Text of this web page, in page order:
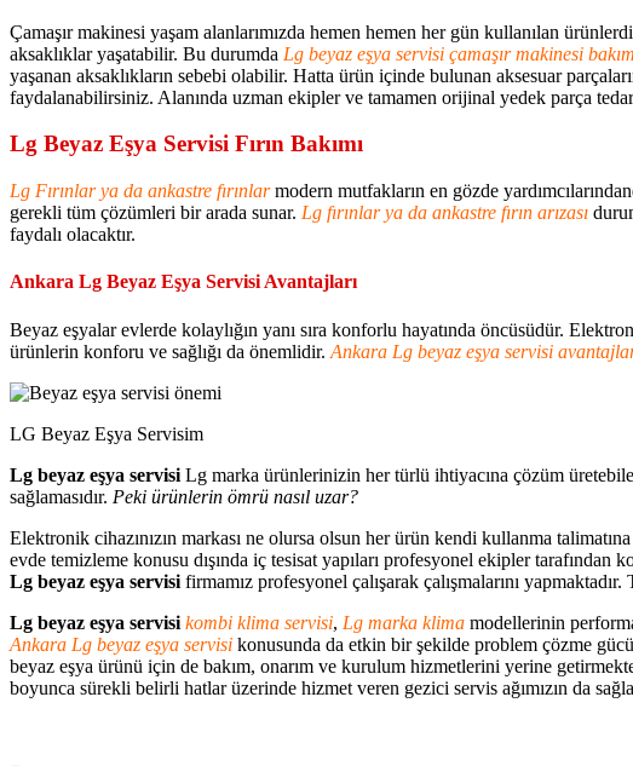
Çamaşır makinesi yaşam alanlarımızda hemen hemen her gün kullanılan
aksaklıklar yaşatabilir. Bu durumda Lg beyaz eşya servisi çamaşır makinesi
yaşanan aksaklıkların sebebi olabilir. Hatta ürün içinde bulunan aksesuar
faydalanabilirsiniz. Alanında uzman ekipler ve tamamen orijinal yedek parça
Lg Beyaz Eşya Servisi Fırın Bakımı
Lg Fırınlar ya da ankastre fırınlarmodern mutfakların en gözde
gerekli tüm çözümleri bir arada sunar. Lg fırınlar ya da ankastre fırın arızası
faydalı olacaktır.
Ankara Lg Beyaz Eşya Servisi Avantajları
Beyaz eşyalar evlerde kolaylığın yanı sıra konforlu hayatında öncüsüdür.
ürünlerin konforu ve sağlığı da önemlidir. Ankara Lg beyaz eşya servisi
LG Beyaz Eşya Servisim
Lg beyaz eşya servisi Lg marka ürünlerinizin her türlü ihtiyacına çözüm
sağlamasıdır. Peki ürünlerin ömrü nasıl uzar?
Elektronik cihazınızın markası ne olursa olsun her ürün kendi kullanma
evde temizleme konusu dışında iç tesisat yapıları profesyonel ekipler tarafından
Lg beyaz eşya servisi firmamız profesyonel çalışarak çalışmalarını
Lg beyaz eşya servisi kombi klima servisi, Lg marka klima modellerinin
Ankara Lg beyaz eşya servisi konusunda da etkin bir şekilde problem çözme
beyaz eşya ürünü için de bakım, onarım ve kurulum hizmetlerini yerine
boyunca sürekli belirli hatlar üzerinde hizmet veren gezici servis ağımızın da